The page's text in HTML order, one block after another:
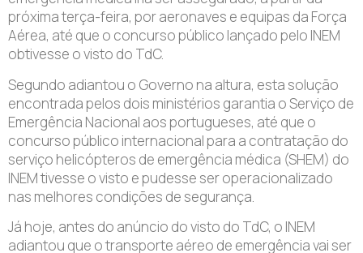
próxima terça-feira, por aeronaves e equipas da Força
Aérea, até que o concurso público lançado pelo INEM
obtivesse o visto do TdC.
Segundo adiantou o Governo na altura, esta solução
encontrada pelos dois ministérios garantia o Serviço de
Emergência Nacional aos portugueses, até que o
concurso público internacional para a contratação do
serviço helicópteros de emergência médica (SHEM) do
INEM tivesse o visto e pudesse ser operacionalizado
nas melhores condições de segurança.
Já hoje, antes do anúncio do visto do TdC, o INEM
adiantou que o transporte aéreo de emergência vai ser